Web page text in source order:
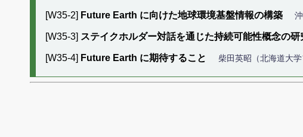
[W35-2] Future Earth に向けた地球環境基盤情報の構築
[W35-3] ステイクホルダー対話を通じた持続可能性概念の研
[W35-4] Future Earth に期待すること 柴田英昭（北海道大